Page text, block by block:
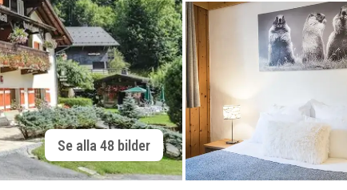
Se alla 48 bilder